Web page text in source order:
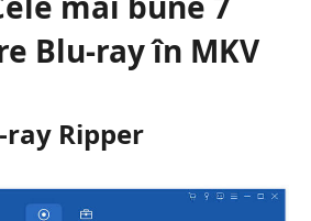
Blu-ray în MKV
ray Ripper